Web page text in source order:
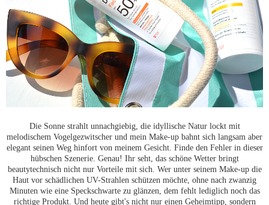
Die Sonne strahlt unnachgiebig, die idyllische Natur lockt mit
melodischem Vogelgezwitscher und mein Make-up bahnt sich langsam aber
elegant seinen Weg hinfort von meinem Gesicht. Finde den Fehler in dieser
hübschen Szenerie. Genau! Ihr seht, das schöne Wetter bringt
beautytechnisch nicht nur Vorteile mit sich. Wer unter seinem Make-up die
Haut vor schädlichen UV-Strahlen schützen möchte, ohne nach zwanzig
Minuten wie eine Speckschwarte zu glänzen, dem fehlt lediglich noch das
richtige Produkt. Und heute gibt's nicht nur einen Geheimtipp, sondern